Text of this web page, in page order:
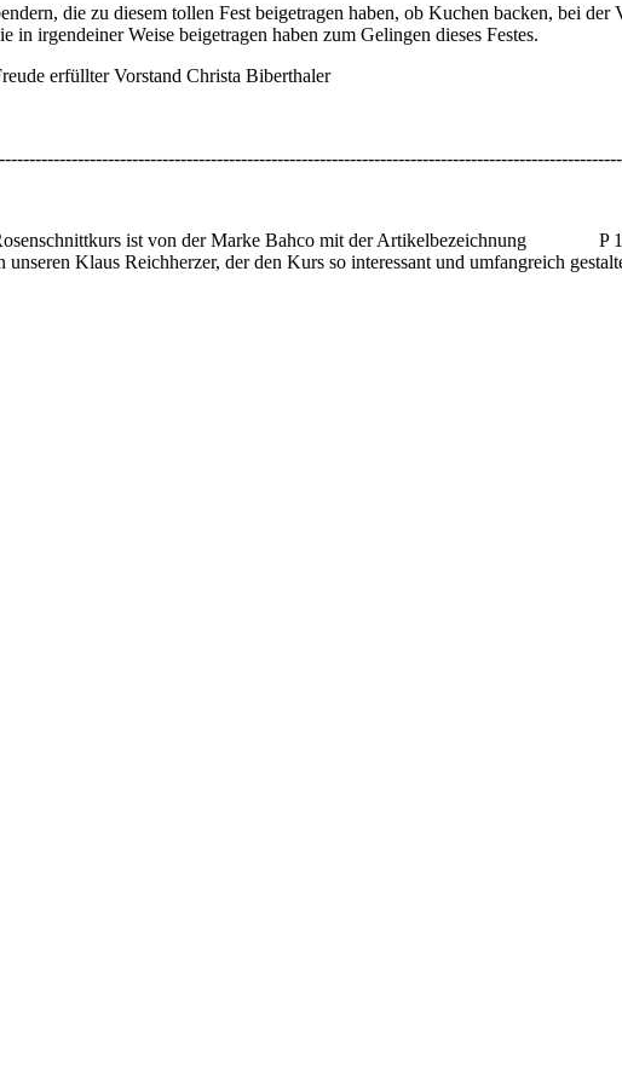
die zu diesem tollen Fest beigetragen haben, ob Kuchen backen, bei
in irgendeiner Weise beigetragen haben zum Gelingen dieses Festes.
erfüllter Vorstand Christa Biberthaler
Rosenschnittkurs ist von der Marke Bahco mit der Artikelbezeichnung P
Klaus Reichherzer, der den Kurs so interessant und umfangreich